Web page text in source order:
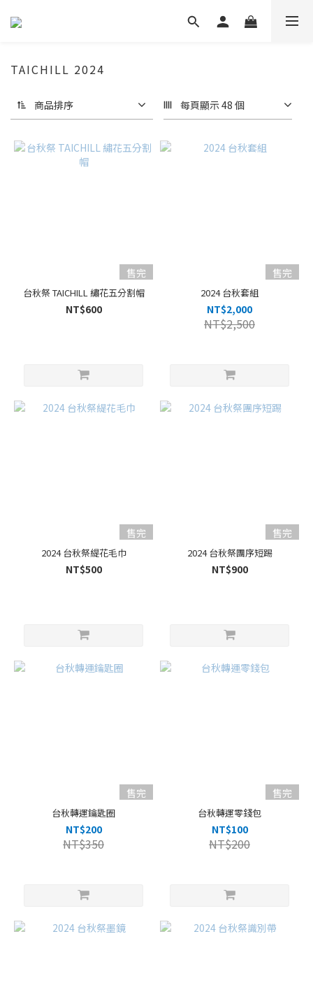
TAICHILL 2024
商品排序 每頁顯示 48 個
售完
台秋祭 TAICHILL 繡花五分割帽
NT$600
售完
2024 台秋套組
NT$2,000
NT$2,500
售完
2024 台秋祭緹花毛巾
NT$500
售完
2024 台秋祭團序短踢
NT$900
售完
台秋轉運鑰匙圈
NT$200
NT$350
售完
台秋轉運零錢包
NT$100
NT$200